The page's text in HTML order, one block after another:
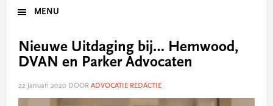
MENU
Nieuwe Uitdaging bij… Hemwood,
DVAN en Parker Advocaten
22 januari 2020 DOOR ADVOCATIE REDACTIE